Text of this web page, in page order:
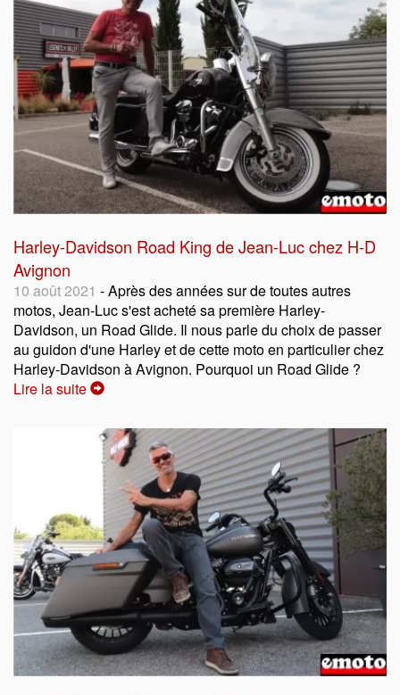
Harley-Davidson Road King de Jean-Luc chez H-D
Avignon
10 août 2021 - Après des années sur de toutes autres
motos, Jean-Luc s'est acheté sa première Harley-
Davidson, un Road Glide. Il nous parle du choix de passer
au guidon d'une Harley et de cette moto en particulier chez
Harley-Davidson à Avignon. Pourquoi un Road Glide ?
Lire la suite